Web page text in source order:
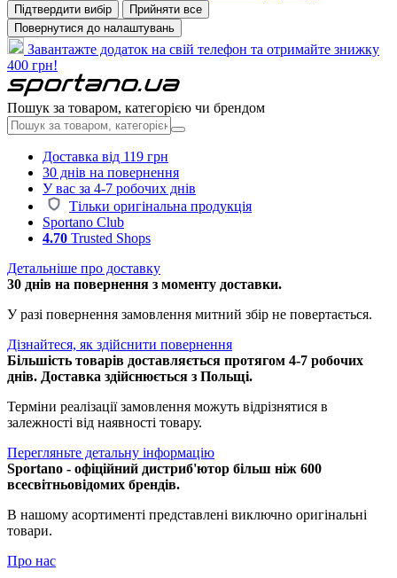
Підтвердити вибір
Прийняти все
Повернутися до налаштувань
Завантажте додаток на свій телефон та отримайте знижку
400 грн!
Пошук за товаром, категорією чи брендом
Доставка від 119 грн
30 днів на повернення
У вас за 4-7 робочих днів
Тільки оригінальна продукція
Sportano Club
4.70 Trusted Shops
Детальніше про доставку
30 днів на повернення з моменту доставки.
У разі повернення замовлення митний збір не повертається.
Дізнайтеся, як здійснити повернення
Більшість товарів доставляється протягом 4-7 робочих
днів. Доставка здійснюється з Польщі.
Терміни реалізації замовлення можуть відрізнятися в
залежності від наявності товару.
Перегляньте детальну інформацію
Sportano - офіційний дистриб'ютор більш ніж 600
всесвітньовідомих брендів.
В нашому асортименті представлені виключно оригінальні
товари.
Про нас